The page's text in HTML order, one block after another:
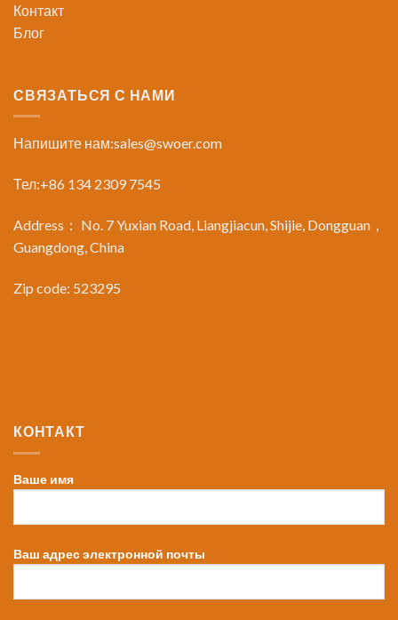
Контакт
Блог
СВЯЗАТЬСЯ С НАМИ
Напишите нам:sales@swoer.com
Тел:+86 134 2309 7545
Address： No. 7 Yuxian Road, Liangjiacun, Shijie, Dongguan，
Guangdong, China
Zip code: 523295
КОНТАКТ
Ваше имя
Ваш адрес электронной почты